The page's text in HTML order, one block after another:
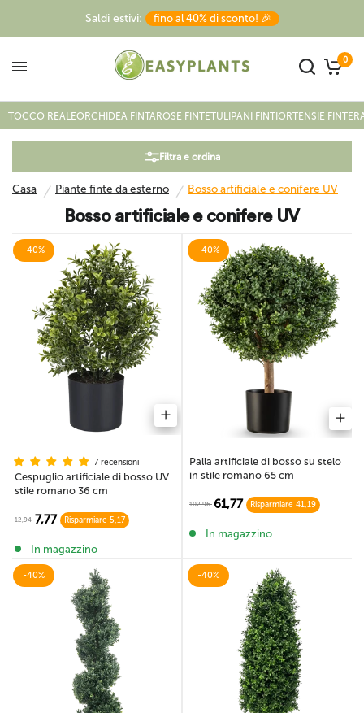
Saldi estivi: fino al 40% di sconto! 🎉
0
Casa Piante finte da esterno / Bosso artificiale e conifere UV
TOCCO REALEORCHIDEA FINTAROSE FINTETULIPANI FINTI ORTENSIE FINTE
Filtra e ordina
Casa / Piante finte da esterno / Bosso artificiale e conifere UV
Bosso artificiale e conifere UV
-40%
7 recensioni
Cespuglio artificiale di bosso UV
stile romano 36 cm
12,94 7,77 Risparmiare 5,17
In magazzino
-40%
Palla artificiale di bosso su stelo
in stile romano 65 cm
102,96 61,77 Risparmiare 41,19
In magazzino
-40% -40%